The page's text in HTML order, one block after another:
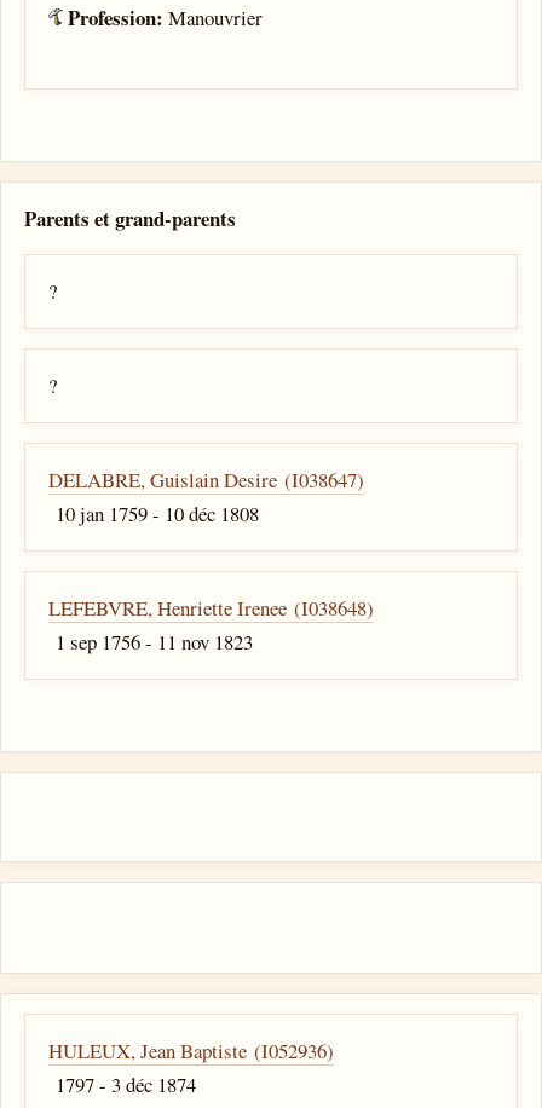
Profession:Manouvrier
Parents et grand-parents
?
?
DELABRE, Guislain Desire (I038647)
10 jan 1759 - 10 déc 1808
LEFEBVRE, Henriette Irenee (I038648)
1 sep 1756 - 11 nov 1823
HULEUX, Jean Baptiste (I052936)
1797 - 3 déc 1874